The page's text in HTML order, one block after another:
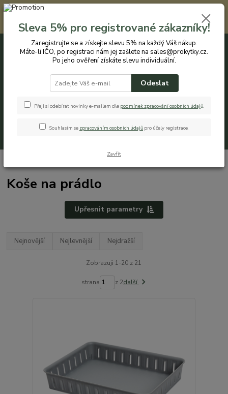
Registrovaným zákazníkům nabízíme slevu 5% na každý nákup. Máte-li
IČO, po registraci nám jej zašlete na sales@prokytky.cz. Po jeho ověření
získáte slevu individuální. Přejít na registraci →
CZK
+420 774 544 973 0ks
Koše na prádlo
Upřesnit parametry
Nejnovější Nejlevnější Nejdražší
Zobrazuji 1-20 z 21
strana z 2další
Sleva 5% pro registrované zákazníky!
Zaregistrujte se a získejte slevu 5% na každý Váš nákup.
Máte-li IČO, po registraci nám jej zašlete na sales@prokytky.cz.
Po jeho ověření získáte slevu individuální.
Odeslat
Přeji si odebírat novinky e-mailem dle podmínek zpracování osobních údajů.
Souhlasím se zpracováním osobních údajů pro účely registrace.
Zavřít